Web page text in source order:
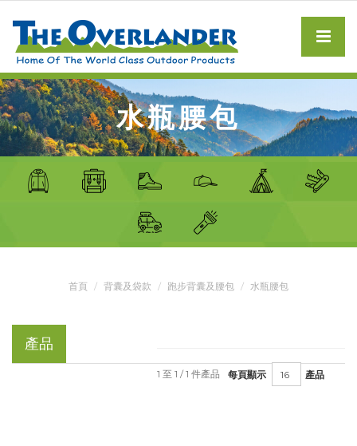
水瓶腰包
首頁 背囊及袋款 跑步背囊及腰包 水瓶腰包
產品
每頁顯示 產品
1 至 1 / 1 件產品